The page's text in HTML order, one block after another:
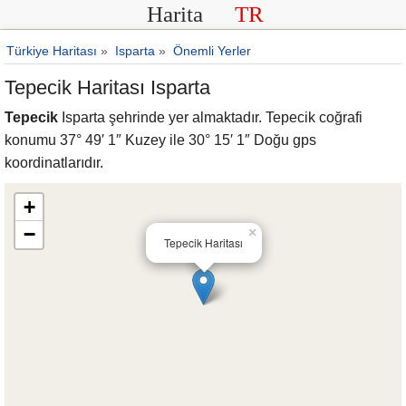
Harita TR
Türkiye Haritası » Isparta » Önemli Yerler
Tepecik Haritası Isparta
Tepecik Isparta şehrinde yer almaktadır. Tepecik coğrafi
konumu 37° 49′ 1″ Kuzey ile 30° 15′ 1″ Doğu gps
koordinatlarıdır.
Tepecik Haritası
×
+
−